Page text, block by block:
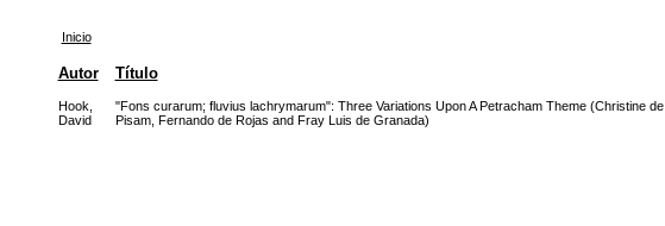
Inicio
Autor Título
Hook,
David
"Fons curarum; fluvius lachrymarum": Three Variations Upon A Petracham Theme (Christine de
Pisam, Fernando de Rojas and Fray Luis de Granada)